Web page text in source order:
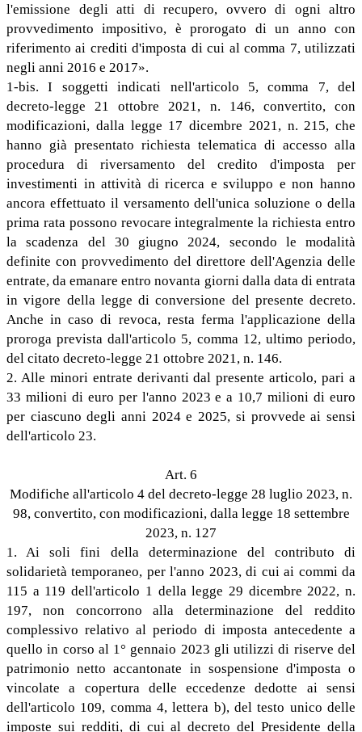
l'emissione degli atti di recupero, ovvero di ogni altro
provvedimento impositivo, è prorogato di un anno con
riferimento ai crediti d'imposta di cui al comma 7, utilizzati
negli anni 2016 e 2017».
1-bis. I soggetti indicati nell'articolo 5, comma 7, del
decreto-legge 21 ottobre 2021, n. 146, convertito, con
modificazioni, dalla legge 17 dicembre 2021, n. 215, che
hanno già presentato richiesta telematica di accesso alla
procedura di riversamento del credito d'imposta per
investimenti in attività di ricerca e sviluppo e non hanno
ancora effettuato il versamento dell'unica soluzione o della
prima rata possono revocare integralmente la richiesta entro
la scadenza del 30 giugno 2024, secondo le modalità
definite con provvedimento del direttore dell'Agenzia delle
entrate, da emanare entro novanta giorni dalla data di entrata
in vigore della legge di conversione del presente decreto.
Anche in caso di revoca, resta ferma l'applicazione della
proroga prevista dall'articolo 5, comma 12, ultimo periodo,
del citato decreto-legge 21 ottobre 2021, n. 146.
2. Alle minori entrate derivanti dal presente articolo, pari a
33 milioni di euro per l'anno 2023 e a 10,7 milioni di euro
per ciascuno degli anni 2024 e 2025, si provvede ai sensi
dell'articolo 23.
Art. 6
Modifiche all'articolo 4 del decreto-legge 28 luglio 2023, n.
98, convertito, con modificazioni, dalla legge 18 settembre
2023, n. 127
1. Ai soli fini della determinazione del contributo di
solidarietà temporaneo, per l'anno 2023, di cui ai commi da
115 a 119 dell'articolo 1 della legge 29 dicembre 2022, n.
197, non concorrono alla determinazione del reddito
complessivo relativo al periodo di imposta antecedente a
quello in corso al 1° gennaio 2023 gli utilizzi di riserve del
patrimonio netto accantonate in sospensione d'imposta o
vincolate a copertura delle eccedenze dedotte ai sensi
dell'articolo 109, comma 4, lettera b), del testo unico delle
imposte sui redditi, di cui al decreto del Presidente della